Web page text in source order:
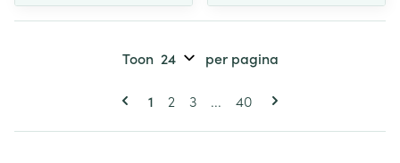
Pagina's
U lees momenteel pagina
1 Pagina
2 Pagina
3 ... Pagina
40
Toon per pagina